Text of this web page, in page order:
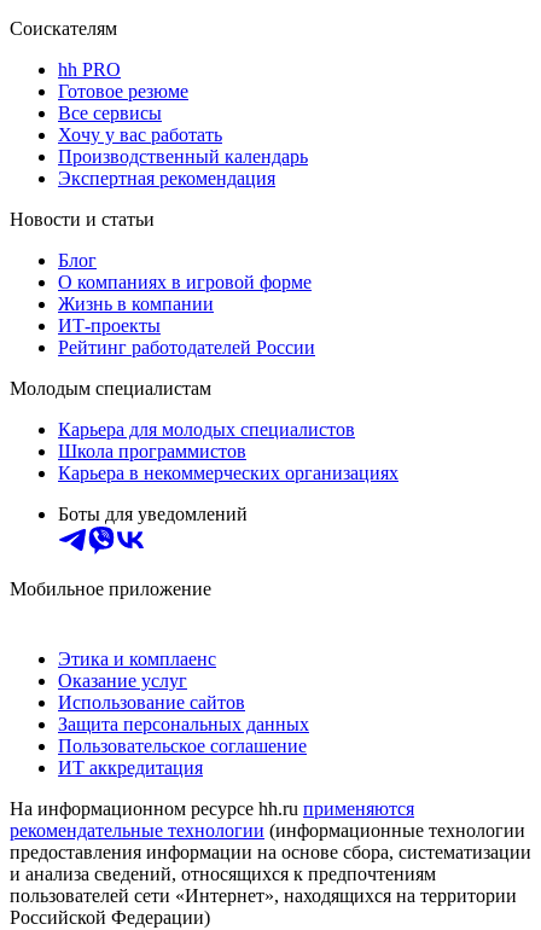
Соискателям
hh PRO
Готовое резюме
Все сервисы
Хочу у вас работать
Производственный календарь
Экспертная рекомендация
Новости и статьи
Блог
О компаниях в игровой форме
Жизнь в компании
ИТ-проекты
Рейтинг работодателей России
Молодым специалистам
Карьера для молодых специалистов
Школа программистов
Карьера в некоммерческих организациях
Боты для уведомлений
Мобильное приложение
Этика и комплаенс
Оказание услуг
Использование сайтов
Защита персональных данных
Пользовательское соглашение
ИТ аккредитация
На информационном ресурсе hh.ru применяются
рекомендательные технологии (информационные технологии
предоставления информации на основе сбора, систематизации
и анализа сведений, относящихся к предпочтениям
пользователей сети «Интернет», находящихся на территории
Российской Федерации)